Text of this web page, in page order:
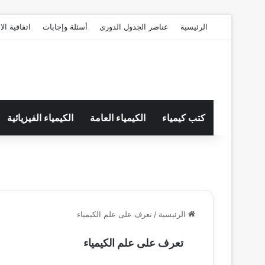
الرئيسية عناصر الجدول الدورى أسئلة وإجابات اتفاقية
كتب كيمياء الكيمياء العامة الكيمياء الفيزيائية
الرئيسية / تعرف على علم الكيمياء
تعرف على علم الكيمياء